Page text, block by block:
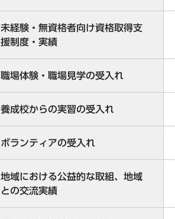
未経験・無資格者向け資格取得支
援制度・実績
職場体験・職場見学の受入れ
養成校からの実習の受入れ
ボランティアの受入れ
地域における公益的な取組、地域
との交流実績